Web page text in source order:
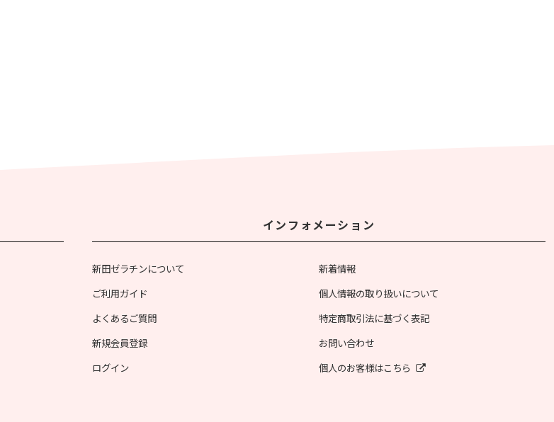
インフォメーション
新田ゼラチンについて
新着情報
ご利用ガイド
個人情報の取り扱いについて
よくあるご質問
特定商取引法に基づく表記
新規会員登録
お問い合わせ
ログイン
個人のお客様はこちら